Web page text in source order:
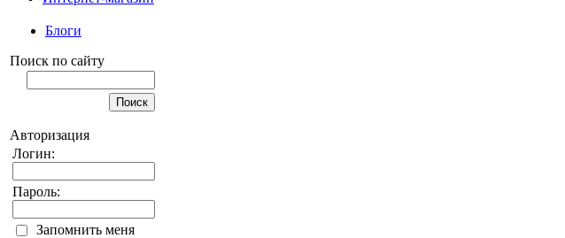
Блоги
Поиск по сайту
Авторизация
Логин:
Пароль:
Запомнить меня